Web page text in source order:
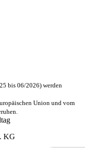
bis 06/2026) werden
Union und vom
KG